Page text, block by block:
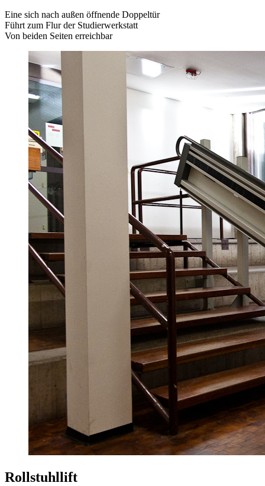
Eine sich nach außen öffnende Doppeltür
Führt zum Flur der Studierwerkstatt
Von beiden Seiten erreichbar
Rollstuhllift